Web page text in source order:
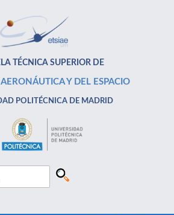
TÉCNICA SUPERIOR DE
AERONÁUTICA Y DEL ESPACIO
POLITÉCNICA DE MADRID